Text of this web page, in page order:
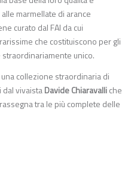
marmellate di arance
curato dal FAI da cui
che costituiscono per gli
unico.
collezione straordinaria di
dal vivaistaDavide Chiaravalliche
tra le più complete delle